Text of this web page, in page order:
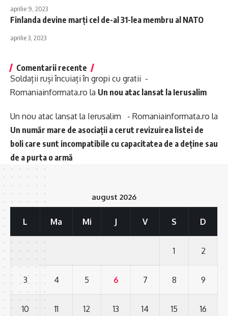
aprilie 9, 2023
Finlanda devine marți cel de-al 31-lea membru al NATO
aprilie 3, 2023
Comentarii recente
Soldații ruși încuiați în gropi cu gratii -
Romaniainformata.ro la Un nou atac lansat la Ierusalim
Un nou atac lansat la Ierusalim - Romaniainformata.ro la
Un număr mare de asociații a cerut revizuirea listei de
boli care sunt incompatibile cu capacitatea de a deține sau
de a purta o armă
august 2026
L Ma Mi J V S D
1 2
3 4 5 6 7 8 9
10 11 12 13 14 15 16